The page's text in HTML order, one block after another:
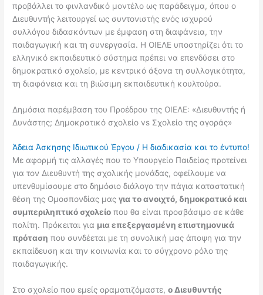
προβάλλει το φινλανδικό μοντέλο ως παράδειγμα, όπου ο
Διευθυντής λειτουργεί ως συντονιστής ενός ισχυρού
συλλόγου διδασκόντων με έμφαση στη διαφάνεια, την
παιδαγωγική και τη συνεργασία. Η ΟΙΕΛΕ υποστηρίζει ότι το
ελληνικό εκπαιδευτικό σύστημα πρέπει να επενδύσει στο
δημοκρατικό σχολείο, με κεντρικό άξονα τη συλλογικότητα,
τη διαφάνεια και τη βιώσιμη εκπαιδευτική κουλτούρα.
Δημόσια παρέμβαση του Προέδρου της ΟΙΕΛΕ: «Διευθυντής ή
Δυνάστης; Δημοκρατικό σχολείο vs Σχολείο της αγοράς»
Άδεια Άσκησης Ιδιωτικού Έργου / Η διαδικασία και το έντυπο!
Με αφορμή τις αλλαγές που το Υπουργείο Παιδείας προτείνει
για τον Διευθυντή της σχολικής μονάδας, οφείλουμε να
υπενθυμίσουμε στο δημόσιο διάλογο την πάγια καταστατική
θέση της Ομοσπονδίας μαςγια το ανοιχτό, δημοκρατικό και
συμπεριληπτικό σχολείο που θα είναι προσβάσιμο σε κάθε
πολίτη. Πρόκειται για μια επεξεργασμένη επιστημονικά
πρόταση που συνδέεται με τη συνολική μας άποψη για την
εκπαίδευση και την κοινωνία και το σύγχρονο ρόλο της
παιδαγωγικής.
Στο σχολείο που εμείς οραματιζόμαστε,ο Διευθυντής